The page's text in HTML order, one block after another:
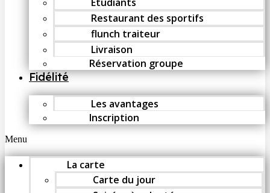
Restaurant des sportifs
flunch traiteur
Livraison
Réservation groupe
Fidélité
Les avantages
Inscription
Menu
La carte
Carte du jour